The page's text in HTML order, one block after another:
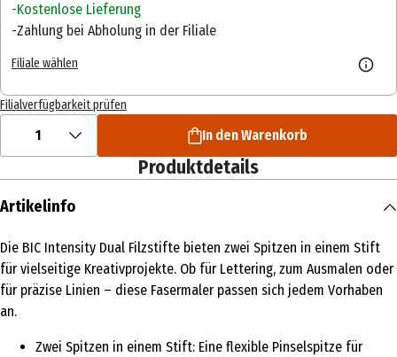
Kostenlose Lieferung
Zahlung bei Abholung in der Filiale
Filiale wählen
Filialverfügbarkeit prüfen
1 In den Warenkorb
Produktdetails
Artikelinfo
Die BIC Intensity Dual Filzstifte bieten zwei Spitzen in einem Stift
für vielseitige Kreativprojekte. Ob für Lettering, zum Ausmalen oder
für präzise Linien – diese Fasermaler passen sich jedem Vorhaben
an.
Zwei Spitzen in einem Stift: Eine flexible Pinselspitze für